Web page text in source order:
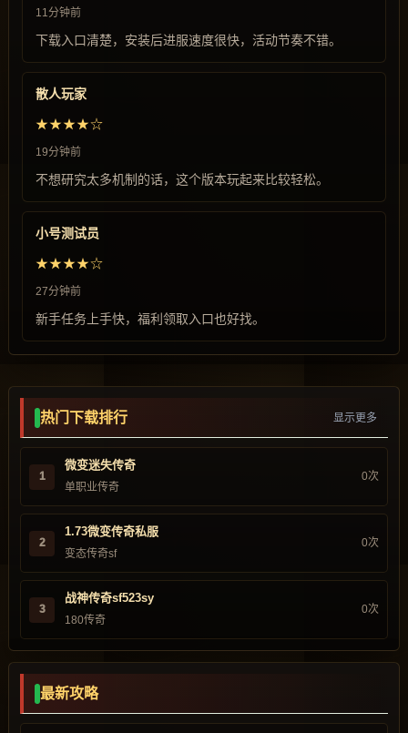
11分钟前
下载入口清楚，安装后进服速度很快，活动节奏不错。
散人玩家
★★★★☆
19分钟前
不想研究太多机制的话，这个版本玩起来比较轻松。
小号测试员
★★★★☆
27分钟前
新手任务上手快，福利领取入口也好找。
热门下载排行 显示更多
1
微变迷失传奇
单职业传奇
0次
2
1.73微变传奇私服
变态传奇sf
0次
3
战神传奇sf523sy
180传奇
0次
最新攻略